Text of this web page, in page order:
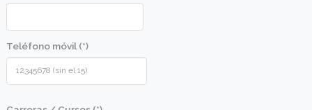
Conocer las cualidades y calidad de las
que se usarán en las diversas recetas.
Conocer los utensilios básicos de cocina y
correcto uso.